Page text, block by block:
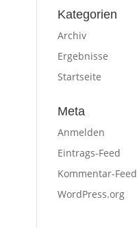
Kategorien
Archiv
Ergebnisse
Startseite
Meta
Anmelden
Eintrags-Feed
Kommentar-Feed
WordPress.org